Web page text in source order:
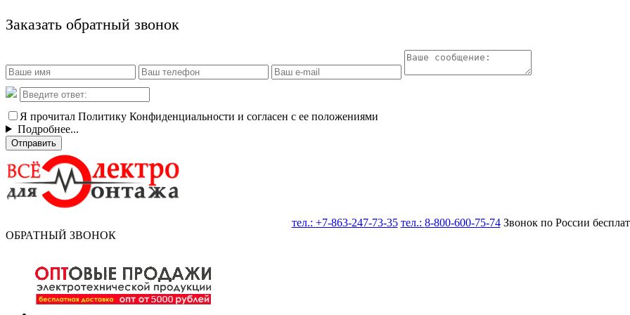
Заказать обратный звонок
Я прочитал Политику Конфиденциальности и согласен с ее положениями
Подробнее...
Отправить
тел.: +7-863-247-73-35 тел.: 8-800-600-75-74Звонок по России
ОБРАТНЫЙ ЗВОНОК